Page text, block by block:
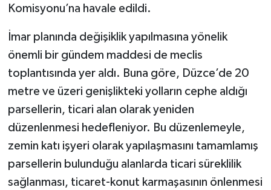
Komisyonu’na havale edildi.
İmar planında değişiklik yapılmasına yönelik
önemli bir gündem maddesi de meclis
toplantısında yer aldı. Buna göre, Düzce’de 20
metre ve üzeri genişlikteki yolların cephe aldığı
parsellerin, ticari alan olarak yeniden
düzenlenmesi hedefleniyor. Bu düzenlemeyle,
zemin katı işyeri olarak yapılaşmasını tamamlamış
parsellerin bulunduğu alanlarda ticari süreklilik
sağlanması, ticaret-konut karmaşasının önlenmesi